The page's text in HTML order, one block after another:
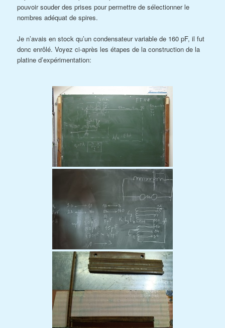
pouvoir souder des prises pour permettre de sélectionner le
nombres adéquat de spires.
Je n’avais en stock qu’un condensateur variable de 160 pF, il fut
donc enrôlé. Voyez ci-après les étapes de la construction de la
platine d’expérimentation: